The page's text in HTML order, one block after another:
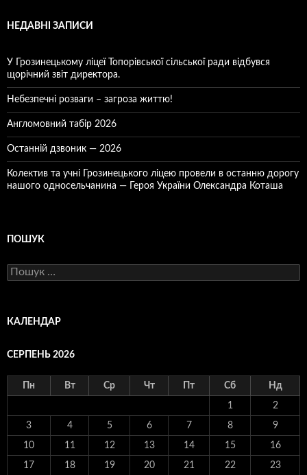
НЕДАВНІ ЗАПИСИ
У Грозинецькому ліцеї Топорівської сільської ради відбувся
щорічний звіт директора.
Небезпечні розваги – загроза життю!
Англомовний табір 2026
Останній дзвоник — 2026
Колектив та учні Грозинецького ліцею провели в останню дорогу
нашого односельчанина — Героя України Олександра Коташа
ПОШУК
Пошук:
КАЛЕНДАР
СЕРПЕНЬ 2026
Пн Вт Ср Чт Пт Сб Нд
1 2
3 4 5 6 7 8 9
10 11 12 13 14 15 16
17 18 19 20 21 22 23